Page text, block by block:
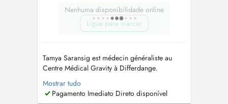
Nenhuma disponibilidade online
Ligue para marcar
Tamya Saransig est médecin généraliste au
Centre Médical Gravity à Differdange.
Formation approfondie en Sciences médicales
à l'Université de Strasbourg de 2013 à 2019.
Spécialisation en Médecine générale à
Mostrar tudo
Pagamento Imediato Direto disponível